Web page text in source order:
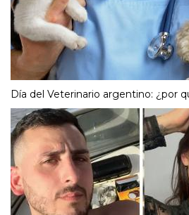
Día del Veterinario argentino: ¿por